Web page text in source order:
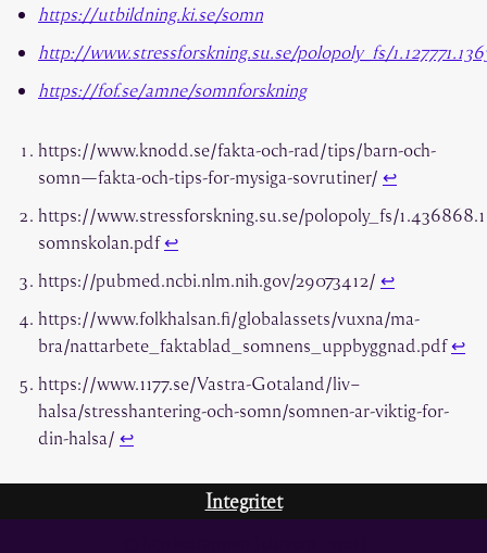
https://utbildning.ki.se/somn
http://www.stressforskning.su.se/polopoly_fs/
https://fof.se/amne/somnforskning
https://www.knodd.se/fakta-och-rad/tips/barn-och-
somn—fakta-och-tips-for-mysiga-sovrutiner/ ↩︎
https://www.stressforskning.su.se/polopoly_fs/
somnskolan.pdf↩︎
https://pubmed.ncbi.nlm.nih.gov/29073412/ ↩︎
https://www.folkhalsan.fi/globalassets/vuxna/ma-
bra/nattarbete_faktablad_somnens_uppbyggnad.pdf↩︎
https://www.1177.se/Vastra-Gotaland/liv–
halsa/stresshantering-och-somn/somnen-ar-viktig-for-
din-halsa/ ↩︎
Integritet